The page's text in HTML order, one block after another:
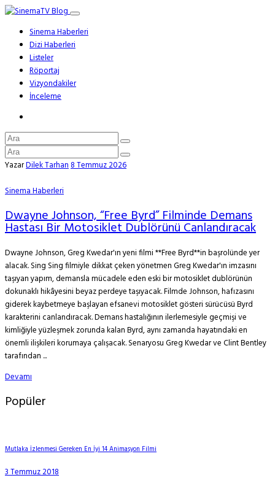
Sinema Haberleri
Dizi Haberleri
Listeler
Röportaj
Vizyondakiler
İnceleme
YazarDilek Tarhan8 Temmuz 2026
Sinema Haberleri
Dwayne Johnson, “Free Byrd” Filminde Demans
Hastası Bir Motosiklet Dublörünü Canlandıracak
Dwayne Johnson, Greg Kwedar'ın yeni filmi **Free Byrd**in başrolünde yer
alacak. Sing Sing filmiyle dikkat çeken yönetmen Greg Kwedar'ın imzasını
taşıyan yapım, demansla mücadele eden eski bir motosiklet dublörünün
dokunaklı hikâyesini beyaz perdeye taşıyacak. Filmde Johnson, hafızasını
giderek kaybetmeye başlayan efsanevi motosiklet gösteri sürücüsü Byrd
karakterini canlandıracak. Demans hastalığının ilerlemesiyle geçmişi ve
kimliğiyle yüzleşmek zorunda kalan Byrd, aynı zamanda hayatındaki en
önemli ilişkileri korumaya çalışacak. Senaryosu Greg Kwedar ve Clint Bentley
tarafından ...
Devamı
Popüler
Mutlaka İzlenmesi Gereken En İyi 14 Animasyon Filmi
3 Temmuz 2018